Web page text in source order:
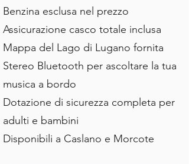
Benzina esclusa nel prezzo
Assicurazione casco totale inclusa
Mappa del Lago di Lugano fornita
Stereo Bluetooth per ascoltare la tua
musica a bordo
Dotazione di sicurezza completa per
adulti e bambini
Disponibili a Caslano e Morcote